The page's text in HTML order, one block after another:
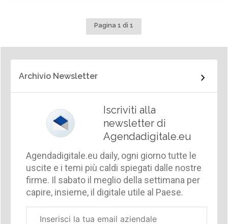
Pagina 1 di 1
Archivio Newsletter
Iscriviti alla
newsletter di
Agendadigitale.eu
Agendadigitale.eu daily, ogni giorno tutte le
uscite e i temi più caldi spiegati dalle nostre
firme. Il sabato il meglio della settimana per
capire, insieme, il digitale utile al Paese.